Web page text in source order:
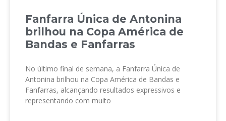
Fanfarra Única de Antonina
brilhou na Copa América de
Bandas e Fanfarras
No último final de semana, a Fanfarra Única de
Antonina brilhou na Copa América de Bandas e
Fanfarras, alcançando resultados expressivos e
representando com muito